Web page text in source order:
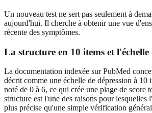
Un nouveau test ne sert pas seulement à
aujourd'hui. Il cherche à obtenir une vue
récente des symptômes.
La structure en 10 items et l'échelle
La documentation indexée sur PubMed
décrit comme une échelle de dépression à 10
noté de 0 à 6, ce qui crée une plage de score
structure est l'une des raisons pour lesquelles
plus précise qu'une simple vérification